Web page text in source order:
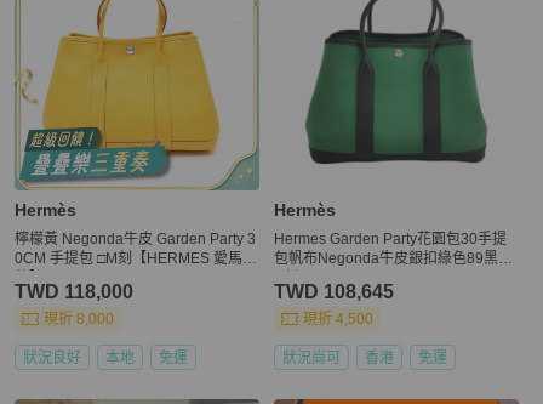
Hermès
檸檬黃 Negonda牛皮 Garden Party 3
0CM 手提包 □M刻【HERMES 愛馬
TWD 118,000
現折 8,000
狀況良好 本地 免運
Hermès
Hermes Garden Party花園包30手提
包帆布Negonda牛皮銀扣綠色89黑色
TWD 108,645
現折 4,500
狀況尚可 香港 免運